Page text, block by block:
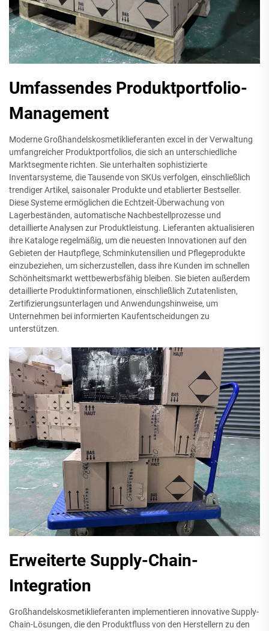
Umfassendes Produktportfolio-
Management
Moderne Großhandelskosmetiklieferanten excel in der Verwaltung
umfangreicher Produktportfolios, die sich an unterschiedliche
Marktsegmente richten. Sie unterhalten sophistizierte
Inventarsysteme, die Tausende von SKUs verfolgen, einschließlich
trendiger Artikel, saisonaler Produkte und etablierter Bestseller.
Diese Systeme ermöglichen die Echtzeit-Überwachung von
Lagerbeständen, automatische Nachbestellprozesse und
detaillierte Analysen zur Produktleistung. Lieferanten aktualisieren
ihre Kataloge regelmäßig, um die neuesten Innovationen auf den
Gebieten der Hautpflege, Schminkutensilien und Pflegeprodukte
einzubeziehen, um sicherzustellen, dass ihre Kunden im schnellen
Schönheitsmarkt wettbewerbsfähig bleiben. Sie bieten außerdem
detaillierte Produktinformationen, einschließlich Zutatenlisten,
Zertifizierungsunterlagen und Anwendungshinweise, um
Unternehmen bei informierten Kaufentscheidungen zu
unterstützen.
Erweiterte Supply-Chain-
Integration
Großhandelskosmetiklieferanten implementieren innovative Supply-
Chain-Lösungen, die den Produktfluss von den Herstellern zu den